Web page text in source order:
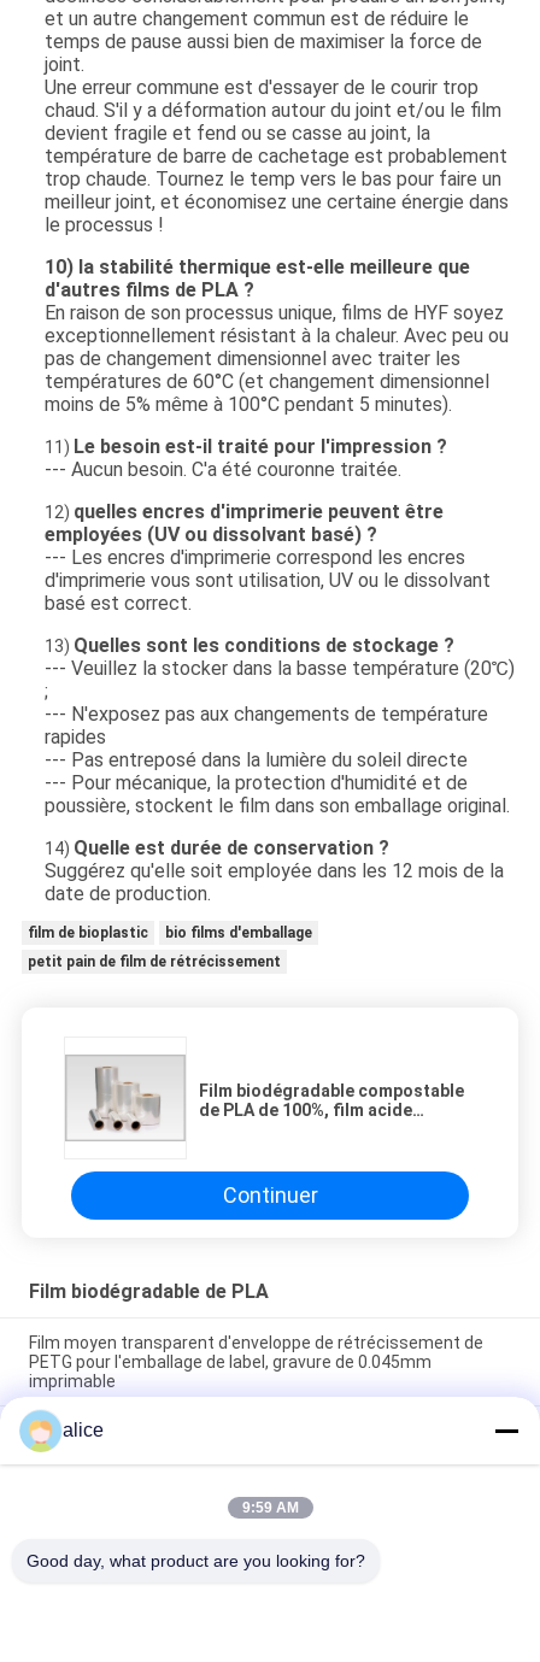
et un autre changement commun est de réduire le
temps de pause aussi bien de maximiser la force de
joint.
Une erreur commune est d'essayer de le courir trop
chaud. S'il y a déformation autour du joint et/ou le film
devient fragile et fend ou se casse au joint, la
température de barre de cachetage est probablement
trop chaude. Tournez le temp vers le bas pour faire un
meilleur joint, et économisez une certaine énergie dans
le processus !
10) la stabilité thermique est-elle meilleure que
d'autres films de PLA ?
En raison de son processus unique, films de HYF soyez
exceptionnellement résistant à la chaleur. Avec peu ou
pas de changement dimensionnel avec traiter les
températures de 60°C (et changement dimensionnel
moins de 5% même à 100°C pendant 5 minutes).
11) Le besoin est-il traité pour l'impression ?
--- Aucun besoin. C'a été couronne traitée.
12) quelles encres d'imprimerie peuvent être
employées (UV ou dissolvant basé) ?
--- Les encres d'imprimerie correspond les encres
d'imprimerie vous sont utilisation, UV ou le dissolvant
basé est correct.
13) Quelles sont les conditions de stockage ?
--- Veuillez la stocker dans la basse température (20℃)
;
--- N'exposez pas aux changements de température
rapides
--- Pas entreposé dans la lumière du soleil directe
--- Pour mécanique, la protection d'humidité et de
poussière, stockent le film dans son emballage original.
14) Quelle est durée de conservation ?
Suggérez qu'elle soit employée dans les 12 mois de la
date de production.
film de bioplastic
bio films d'emballage
petit pain de film de rétrécissement
Film biodégradable compostable
de PLA de 100%, film acide
Continuer
Film biodégradable de PLA
Film moyen transparent d'enveloppe de rétrécissement de
PETG pour l'emballage de label, gravure de 0.045mm
imprimable
Film de rétrécissement de Super Clear de 2 mils le haut
confirment avec le règlement d'UE pour des labels de
rétrécissement
45 film écologique de MIC PETG, haut - emballage de film de
alice
9:59 AM
Good day, what product are you looking for?